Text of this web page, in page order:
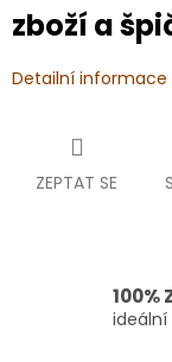
zboží a
Detailní informace
ZEPTAT SE
ideální